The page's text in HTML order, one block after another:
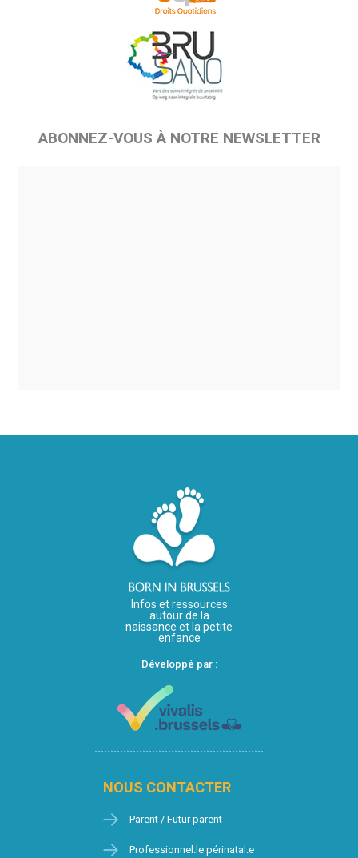
ABONNEZ-VOUS À NOTRE NEWSLETTER
Infos et ressources
autour de la
naissance et la petite
enfance
Développé par :
NOUS CONTACTER
Parent / Futur parent
Professionnel.le périnatal.e